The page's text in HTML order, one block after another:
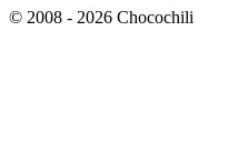
© 2008 - 2026 Chocochili